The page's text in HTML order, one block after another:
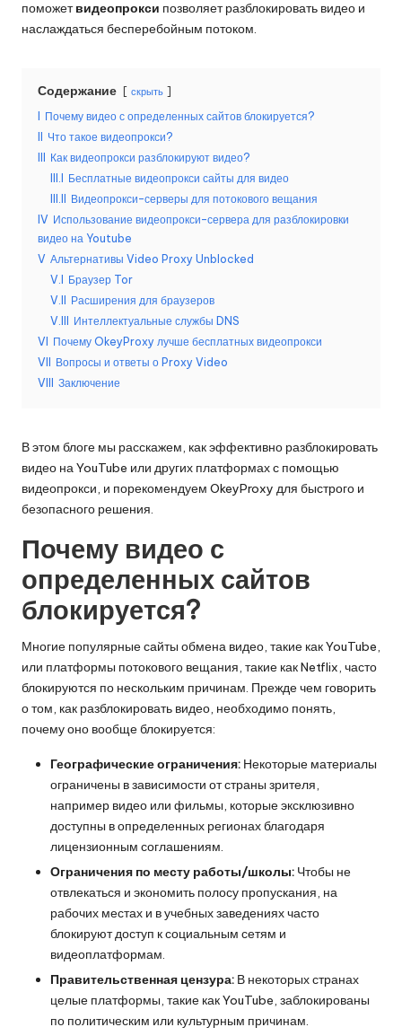
б
п
л
н
п
р
б
н
а
в
е
р
с
и
я
-
e
поможетвидеопрокси позволяет разблокировать видео и
наслаждаться бесперебойным потоком.
Содержание скрыть
I Почему видео с определенных сайтов блокируется?
II Что такое видеопрокси?
III Как видеопрокси разблокируют видео?
III.I Бесплатные видеопрокси сайты для видео
III.II Видеопрокси-серверы для потокового вещания
IV Использование видеопрокси-сервера для разблокировки
видео на Youtube
V Альтернативы Video Proxy Unblocked
V.I Браузер Tor
V.II Расширения для браузеров
V.III Интеллектуальные службы DNS
VI Почему OkeyProxy лучше бесплатных видеопрокси
VII Вопросы и ответы о Proxy Video
VIII Заключение
В этом блоге мы расскажем, как эффективно разблокировать
видео на YouTube или других платформах с помощью
видеопрокси, и порекомендуем OkeyProxy для быстрого и
безопасного решения.
Почему видео с
определенных сайтов
блокируется?
Многие популярные сайты обмена видео, такие как YouTube,
или платформы потокового вещания, такие как Netflix, часто
блокируются по нескольким причинам. Прежде чем говорить
о том, как разблокировать видео, необходимо понять,
почему оно вообще блокируется:
Географические ограничения: Некоторые материалы
ограничены в зависимости от страны зрителя,
например видео или фильмы, которые эксклюзивно
доступны в определенных регионах благодаря
лицензионным соглашениям.
Ограничения по месту работы/школы: Чтобы не
отвлекаться и экономить полосу пропускания, на
рабочих местах и в учебных заведениях часто
блокируют доступ к социальным сетям и
видеоплатформам.
Правительственная цензура: В некоторых странах
целые платформы, такие как YouTube, заблокированы
по политическим или культурным причинам.